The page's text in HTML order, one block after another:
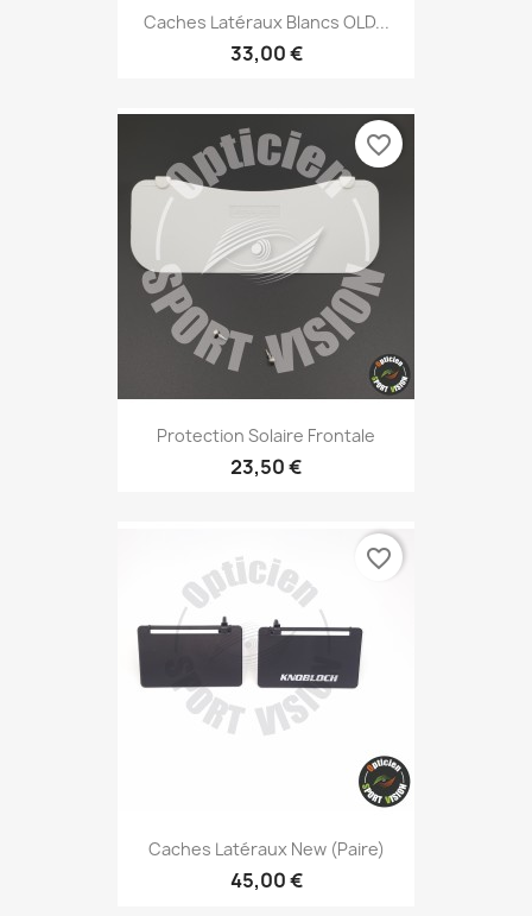
Caches Latéraux Blancs OLD...
33,00 €
Protection Solaire Frontale
23,50 €
favorite_border
Caches Latéraux New (paire)
45,00 €
favorite_border